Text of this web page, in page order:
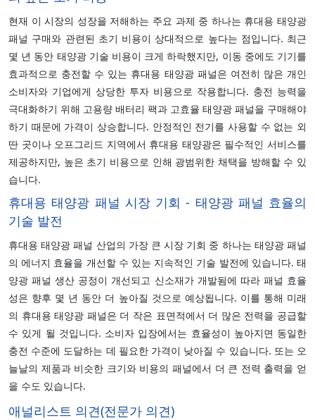
현재 이 시장의 성장을 저해하는 주요 과제 중 하나는 휴대용 태양광
패널 구매와 관련된 초기 비용이 상대적으로 높다는 점입니다. 최근
몇 년 동안 태양광 기술 비용이 크게 하락했지만, 이동 중에도 기기를
효과적으로 충전할 수 있는 휴대용 태양광 패널은 여전히 많은 개인
소비자와 기업에게 상당한 투자 비용으로 작용합니다. 충전 능력을
극대화하기 위해 고용량 배터리 팩과 고효율 태양광 패널을 구매해야
하기 때문에 가격이 상승합니다. 안정적인 전기를 사용할 수 없는 외
딴 곳이나 오프그리드 지역에서 휴대용 태양광은 필수적인 서비스를
제공하지만, 높은 초기 비용으로 인해 광범위한 채택을 방해할 수 있
습니다.
휴대용 태양광 패널 시장 기회 - 태양광 패널 효율의
기술 발전
휴대용 태양광 패널 산업의 가장 큰 시장 기회 중 하나는 태양광 패널
의 에너지 효율을 개선할 수 있는 지속적인 기술 발전에 있습니다. 태
양광 패널 생산 공정이 개선되고 신소재가 개발됨에 따라 패널 효율
성은 향후 몇 년 동안 더 높아질 것으로 예상됩니다. 이를 통해 미래
의 휴대용 태양광 패널은 더 작은 표면적에서 더 많은 전력을 공급할
수 있게 될 것입니다. 소비자 입장에서는 효율성이 높아지면 동일한
충전 수준에 도달하는 데 필요한 가격이 낮아질 수 있습니다. 또는 오
늘날의 제품과 비슷한 크기와 비용의 패널에서 더 큰 전력 출력을 얻
을 수도 있습니다.
애널리스트 의견(전문가 의견)